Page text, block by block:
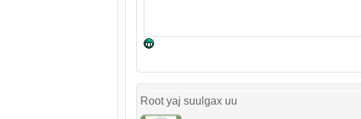
Root yaj suulgax uu